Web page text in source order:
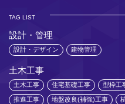
TAG LIST
設計・管理
設計・デザイン 建物管理
土木工事
土木工事 住宅基礎工事 型枠工
推進工事 地盤改良(補強)工事